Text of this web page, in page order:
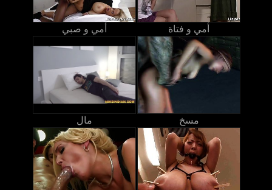
أمي و صبي أمي و فتاة
مال مسخ